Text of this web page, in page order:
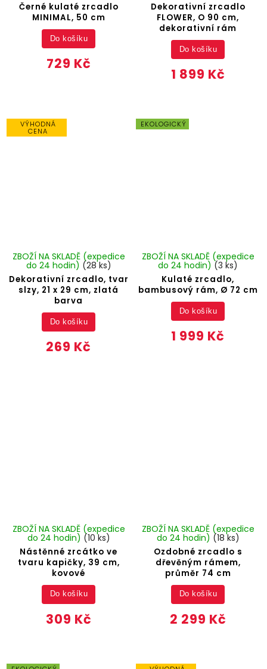
Černé kulaté zrcadlo
MINIMAL, 50 cm
729 Kč
Do košíku
Dekorativní zrcadlo
FLOWER, O 90 cm,
dekorativní rám
1 899 Kč
Do košíku
VÝHODNÁ
CENA
Dekorativní zrcadlo, tvar
slzy, 21 x 29 cm, zlatá
barva
ZBOŽÍ NA SKLADĚ (expedice
do 24 hodin) (28 ks)
269 Kč
Do košíku
EKOLOGICKÝ
Kulaté zrcadlo,
bambusový rám, Ø 72 cm
ZBOŽÍ NA SKLADĚ (expedice
do 24 hodin) (3 ks)
1 999 Kč
Do košíku
Nástěnné zrcátko ve
tvaru kapičky, 39 cm,
kovové
ZBOŽÍ NA SKLADĚ (expedice
do 24 hodin) (10 ks)
309 Kč
Do košíku
Ozdobné zrcadlo s
dřevěným rámem,
průměr 74 cm
ZBOŽÍ NA SKLADĚ (expedice
do 24 hodin) (18 ks)
2 299 Kč
Do košíku